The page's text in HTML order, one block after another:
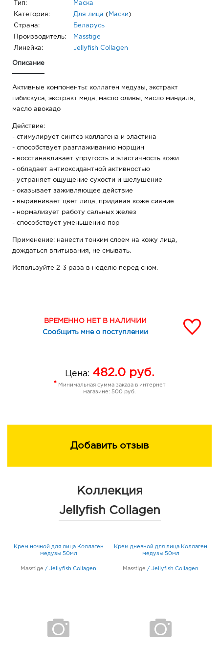
Тип: Маска
Категория: Для лица ( Маски )
Страна: Беларусь
Производитель: Masstige
Линейка: Jellyfish Collagen
Описание
Активные компоненты: коллаген медузы, экстракт
гибискуса, экстракт меда, масло оливы, масло миндаля,
масло авокадо
Действие:
- стимулирует синтез коллагена и эластина
- способствует разглаживанию морщин
- восстанавливает упругость и эластичность кожи
- обладает антиоксидантной активностью
- устраняет ощущение сухости и шелушение
- оказывает заживляющее действие
- выравнивает цвет лица, придавая коже сияние
- нормализует работу сальных желез
- способствует уменьшению пор
Применение: нанести тонким слоем на кожу лица,
дождаться впитывания, не смывать.
Используйте 2-3 раза в неделю перед сном.
ВРЕМЕННО НЕТ В НАЛИЧИИ
Сообщить мне о поступлении
Цена: 482.0руб.
* Минимальная сумма заказа в интернет
магазине: 500 руб.
Добавить отзыв
Коллекция
Jellyfish Collagen
Крем ночной для лица Коллаген
медузы 50мл
Masstige / Jellyfish Collagen
Крем дневной для лица Коллаген
медузы 50мл
Masstige / Jellyfish Collagen